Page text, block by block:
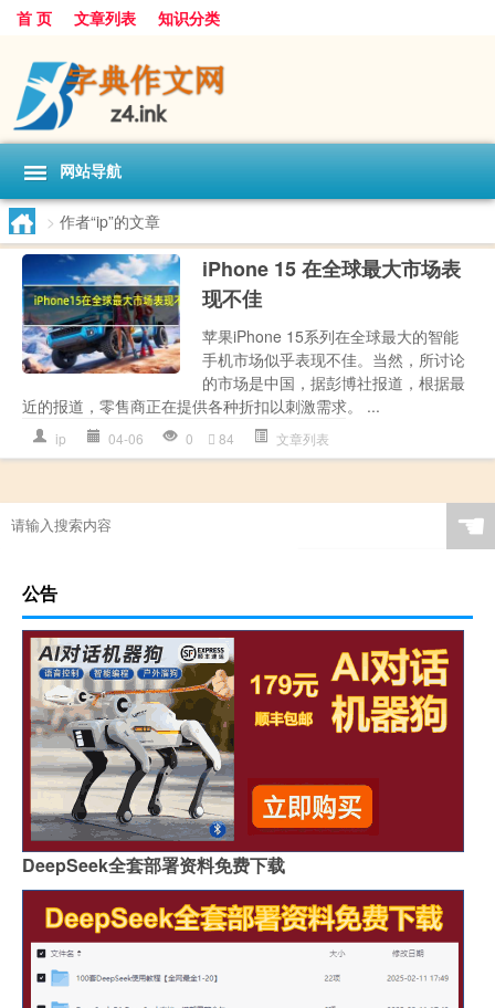
首 页 文章列表 知识分类
网站导航
> 作者“ip”的文章
iPhone 15 在全球最大市场表
现不佳
苹果iPhone 15系列在全球最大的智能
手机市场似乎表现不佳。当然，所讨论
的市场是中国，据彭博社报道，根据最
近的报道，零售商正在提供各种折扣以刺激需求。 ...
ip 04-06 0 84 文章列表
☚
公告
DeepSeek全套部署资料免费下载